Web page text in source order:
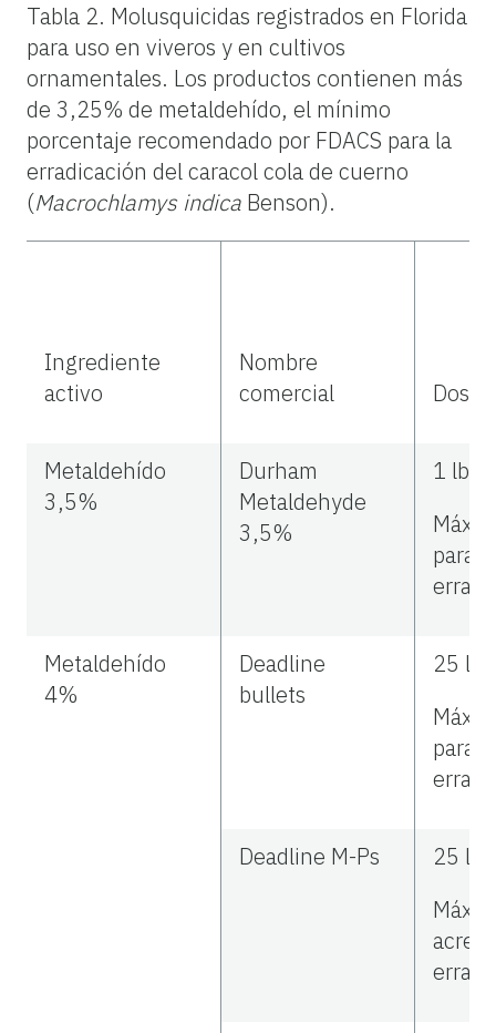
Tabla 2. Molusquicidas registrados en Florida
para uso en viveros y en cultivos
ornamentales. Los productos contienen más
de 3,25% de metaldehído, el mínimo
porcentaje recomendado por FDACS para la
erradicación del caracol cola de cuerno
(Macrochlamys indica Benson).
Ingrediente
activo
Nombre
comercial
Dosis
Metaldehído
3,5%
Durham
Metaldehyde
3,5%
1 lb
Máx
para
Metaldehído
4%
Deadline
bullets
25 lb
Máx
para
Deadline M-Ps
25 lb
Máx
acre